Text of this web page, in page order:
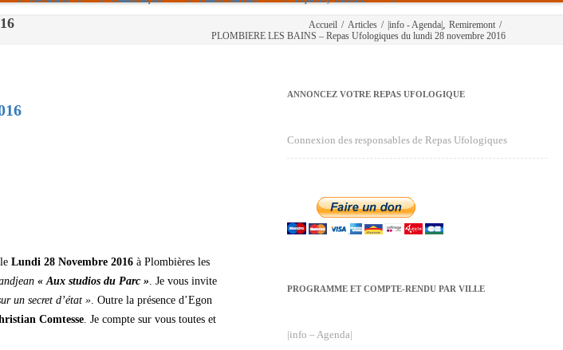
Cookies (UE) Accueil / Articles / |info - Agenda| Remiremont /
PLOMBIERE LES BAINS – Repas Ufologiques du lundi 28 novembre 2016
Lundi 28 Novembre 2016 à Plombières les
« Aux studios du Parc ». Je vous invite
un secret d’état ». Outre la présence d’Egon
Comtesse. Je compte sur vous toutes et
ANNONCEZ VOTRE REPAS UFOLOGIQUE
Connexion des responsables de Repas Ufologiques
PROGRAMME ET COMPTE-RENDU PAR VILLE
|info – Agenda|